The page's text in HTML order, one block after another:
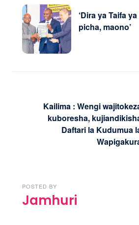
‘Dira ya Taifa
picha, maono’
Kailima : Wengi
kuboresha,
Daftari la Kudumua
POSTED BY
Jamhuri